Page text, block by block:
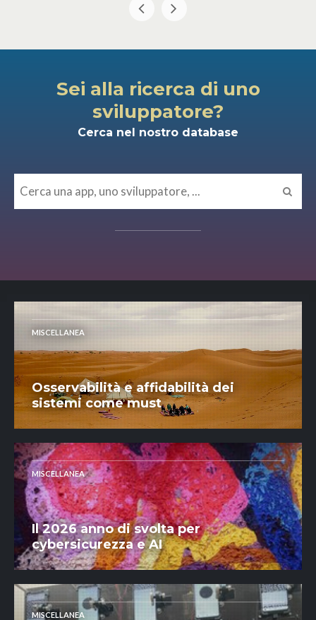
Sei alla ricerca di uno
sviluppatore?
Cerca nel nostro database
MISCELLANEA
Osservabilità e affidabilità dei
sistemi come must
MISCELLANEA
Il 2026 anno di svolta per
cybersicurezza e AI
MISCELLANEA